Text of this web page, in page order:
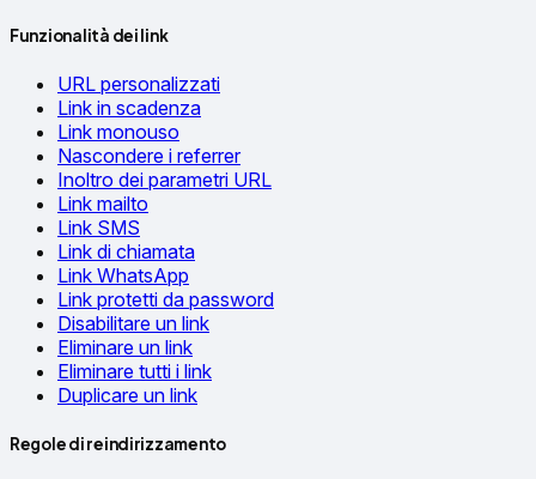
Funzionalità dei link
URL personalizzati
Link in scadenza
Link monouso
Nascondere i referrer
Inoltro dei parametri URL
Link mailto
Link SMS
Link di chiamata
Link WhatsApp
Link protetti da password
Disabilitare un link
Eliminare un link
Eliminare tutti i link
Duplicare un link
Regole di reindirizzamento